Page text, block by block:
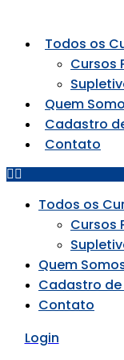
Todos os
Cursos
Quem
Cadastro
Contato
Todos os
Cursos
Quem
Cadastro
Contato
Login